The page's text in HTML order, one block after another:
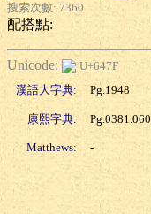
搜索次數: 7360
配搭點:
Unicode:
U+647F
漢語大字典:
Pg.1948
康熙字典: Pg.0381.060
Matthews: -